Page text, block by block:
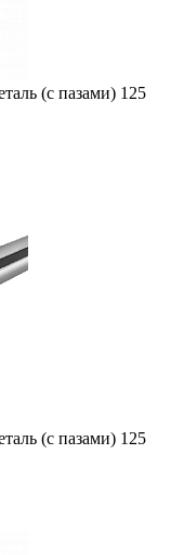
(с пазами) 125
(с пазами) 125